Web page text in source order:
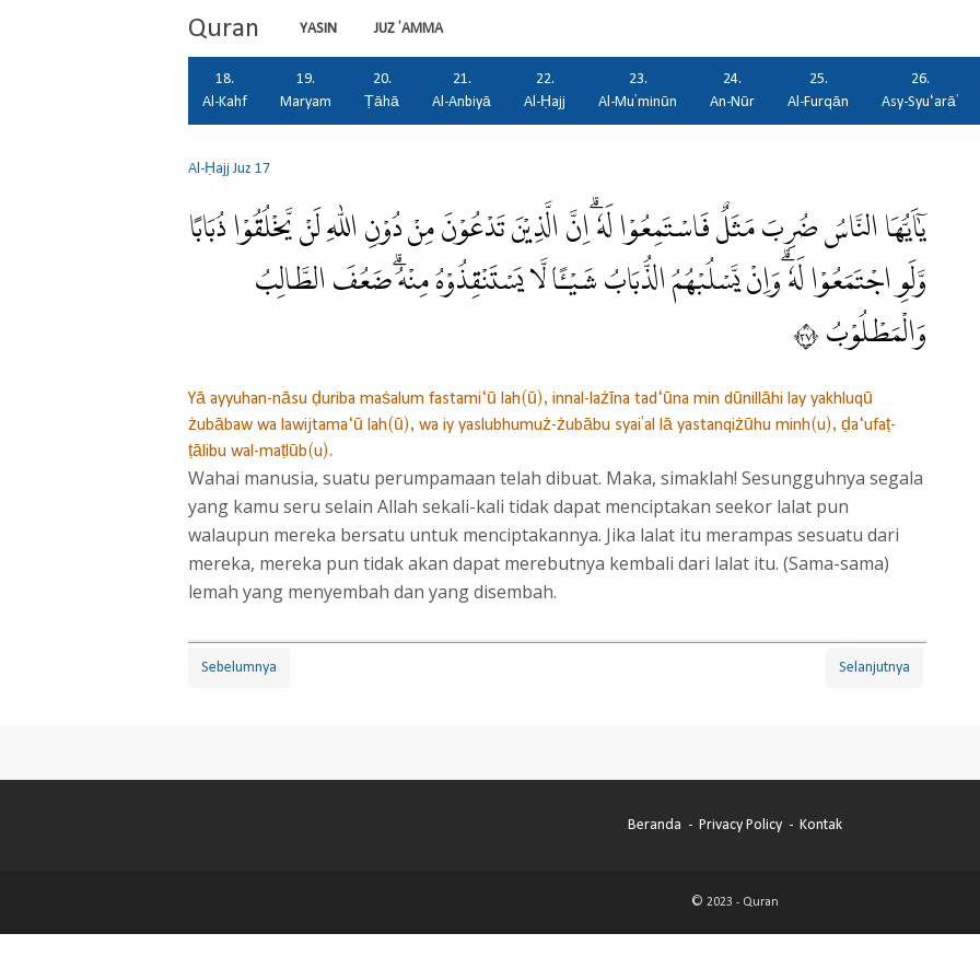
Quran YASIN
JUZ 'AMMA
18.
Al-Kahf
19.
Maryam
20.
Ṭāhā
21.
Al-Anbiyā
22.
Al-Ḥajj
23.
Al-Mu'minūn
24.
An-Nūr
25.
Al-Furqān
26.
Asy-Syu‘arā'
Al-ḤajjJuz 17
يٰٓاَيُّهَا النَّاسُ ضُرِبَ مَثَلٌ فَاسْتَمِعُوْا لَهٗ ۗاِنَّ الَّذِيْنَ تَدْعُوْنَ مِنْ دُوْنِ اللّٰهِ لَنْ يَّخْلُقُوْا ذُبَابًا
وَّلَوِ اجْتَمَعُوْا لَهٗ ۗوَاِنْ يَّسْلُبْهُمُ الذُّبَابُ شَيْـًٔا لَّا يَسْتَنْقِذُوْهُ مِنْهُۗ ضَعُفَ الطَّالِبُ
وَالْمَطْلُوْبُ ٧٣
Yā ayyuhan-nāsu ḍuriba maṡalum fastami‘ū lah(ū), innal-lażīna tad‘ūna min dūnillāhi lay yakhluqū
żubābaw wa lawijtama‘ū lah(ū), wa iy yaslubhumuż-żubābu syai'al lā yastanqiżūhu minh(u), ḍa‘ufaṭ-
ṭālibu wal-maṭlūb(u).
Wahai manusia, suatu perumpamaan telah dibuat. Maka, simaklah! Sesungguhnya segala
yang kamu seru selain Allah sekali-kali tidak dapat menciptakan seekor lalat pun
walaupun mereka bersatu untuk menciptakannya. Jika lalat itu merampas sesuatu dari
mereka, mereka pun tidak akan dapat merebutnya kembali dari lalat itu. (Sama-sama)
lemah yang menyembah dan yang disembah.
Sebelumnya Selanjutnya
Beranda Privacy Policy Kontak
© 2023 - Quran